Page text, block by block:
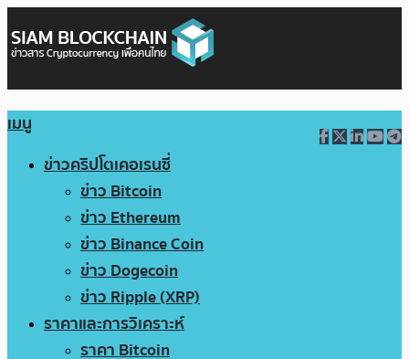
เมนู
ข่าวคริปโตเคอเรนซี่
ข่าว Bitcoin
ข่าว Ethereum
ข่าว Binance Coin
ข่าว Dogecoin
ข่าว Ripple (XRP)
ราคาและการวิเคราะห์
ราคา Bitcoin